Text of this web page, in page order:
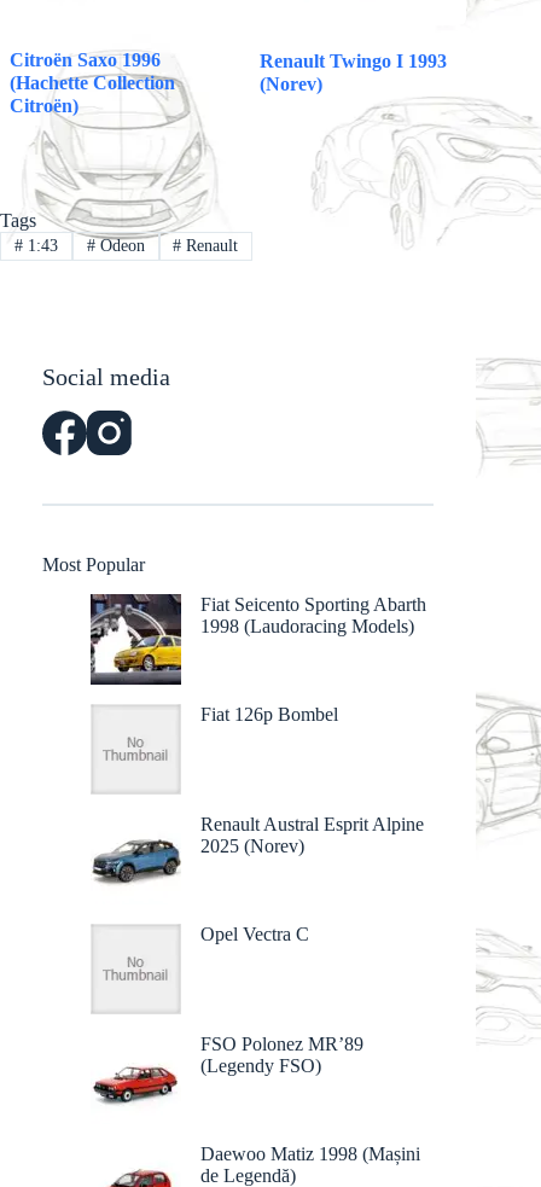
Citroën Saxo 1996
(Hachette Collection
Citroën)
Renault Twingo I 1993
(Norev)
Tags
#1:43 #Odeon # Renault
Social media
Most Popular
Fiat Seicento Sporting Abarth
1998 (Laudoracing Models)
Fiat 126p Bombel
Renault Austral Esprit Alpine
2025 (Norev)
Opel Vectra C
FSO Polonez MR’89
(Legendy FSO)
Daewoo Matiz 1998 (Mașini
de Legendă)